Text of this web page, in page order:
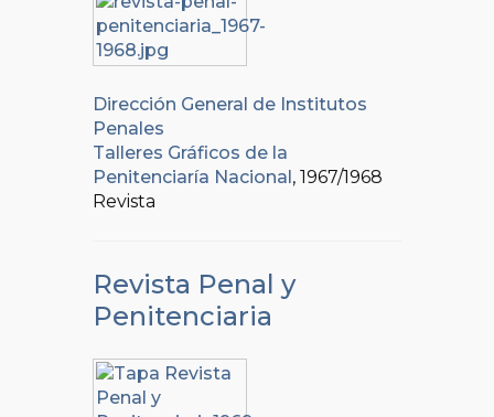
Dirección General de Institutos
Penales
Talleres Gráficos de la
Penitenciaría Nacional , 1967/1968
Revista
Revista Penal y
Penitenciaria